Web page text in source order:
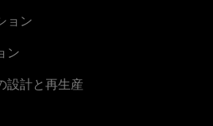
ョン
ン
設計と再生産